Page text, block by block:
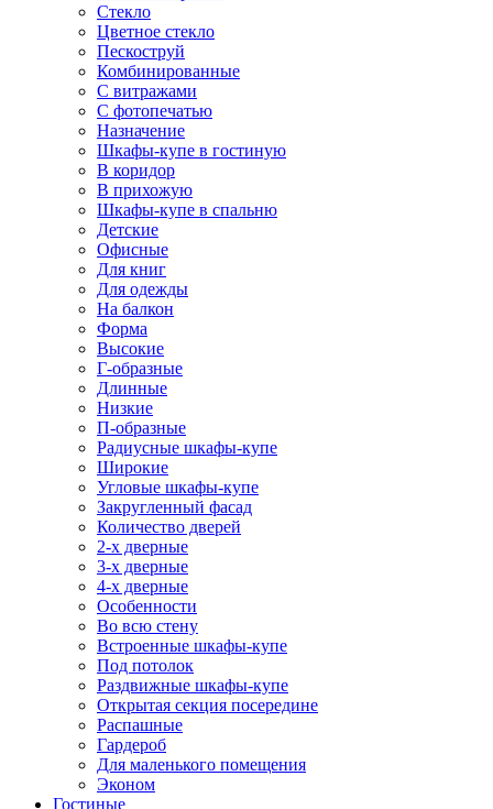
Стекло
Цветное стекло
Пескоструй
Комбинированные
С витражами
С фотопечатью
Назначение
Шкафы-купе в гостиную
В коридор
В прихожую
Шкафы-купе в спальню
Детские
Офисные
Для книг
Для одежды
На балкон
Форма
Высокие
Г-образные
Длинные
Низкие
П-образные
Радиусные шкафы-купе
Широкие
Угловые шкафы-купе
Закругленный фасад
Количество дверей
2-х дверные
3-х дверные
4-х дверные
Особенности
Во всю стену
Встроенные шкафы-купе
Под потолок
Раздвижные шкафы-купе
Открытая секция посередине
Распашные
Гардероб
Для маленького помещения
Эконом
Гостиные